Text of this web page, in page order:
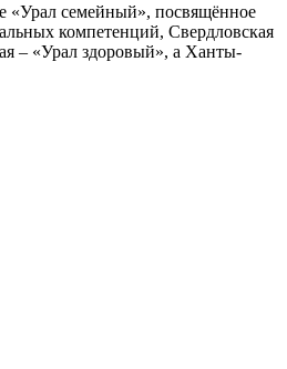
«Урал семейный», посвящённое
компетенций, Свердловская
– «Урал здоровый», а Ханты-